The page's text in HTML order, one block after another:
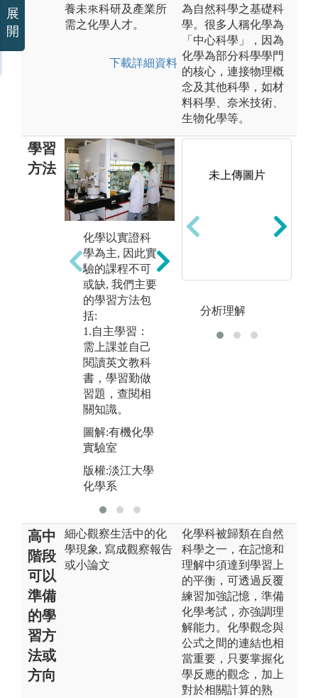
養未來科研及產業所
需之化學人才。
下載詳細資料
為自然科學之基礎科
學。很多人稱化學為
「中心科學」，因為
化學為部分科學學門
的核心，連接物理概
念及其他科學，如材
料科學、奈米技術、
生物化學等。
學習
方法
化學以實證科
學為主, 因此實
驗的課程不可
或缺, 我們主要
的學習方法包
括:
1.自主學習：
需上課並自己
閱讀英文教科
書，學習勤做
習題，查閱相
關知識。
圖解:有機化學
實驗室
版權:淡江大學
化學系
2.實驗：培養
基礎設備
版權:淡江大學
未上傳圖片
分析理解
高中
階段
可以
準備
的學
習方
法或
方向
細心觀察生活中的化
學現象, 寫成觀察報告
或小論文
化學科被歸類在自然
科學之一，在記憶和
理解中須達到學習上
的平衡，可透過反覆
練習加強記憶，準備
化學考試，亦強調理
解能力。化學觀念與
公式之間的連結也相
當重要，只要掌握化
學反應的觀念，加上
對於相關計算的熟
展
開